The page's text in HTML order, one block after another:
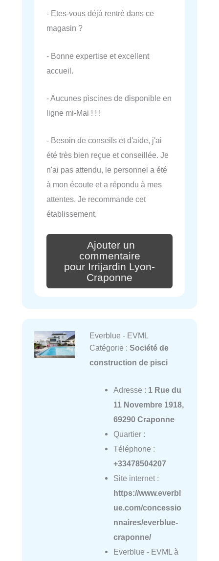
- Etes-vous déjà rentré dans ce
magasin ?
- Bonne expertise et excellent
accueil.
- Aucunes piscines de disponible en
ligne mi-Mai ! ! !
- Besoin de conseils et d'aide, j'ai
été très bien reçue et conseillée. Je
n'ai pas attendu, le personnel a été
à mon écoute et a répondu à mes
attentes. Je recommande cet
établissement.
Ajouter un
commentaire
pour Irrijardin Lyon-
Craponne
Everblue - EVML
Catégorie : Société de
construction de pisci
Adresse : 1 Rue du
11 Novembre 1918,
69290 Craponne
Quartier :
Téléphone :
+33478504207
Site internet :
https://www.everbl
ue.com/concessio
nnaires/everblue-
craponne/
Everblue - EVML à